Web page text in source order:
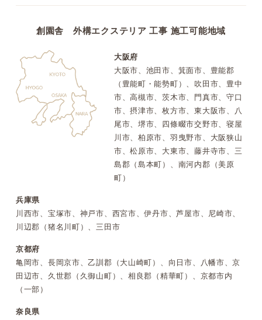
創園舎 外構エクステリア 工事 施工可能地域
大阪府
大阪市、池田市、箕面市、豊能郡
（豊能町・能勢町）、吹田市、豊中
市、高槻市、茨木市、門真市、守口
市、摂津市、枚方市、東大阪市、八
尾市、堺市、四條畷市交野市、寝屋
川市、柏原市、羽曳野市、大阪狭山
市、松原市、大東市、藤井寺市、三
島郡（島本町）、南河内郡（美原
町）
兵庫県
川西市、宝塚市、神戸市、西宮市、伊丹市、芦屋市、尼崎市、
川辺郡（猪名川町）、三田市
京都府
亀岡市、長岡京市、乙訓郡（大山崎町）、向日市、八幡市、京
田辺市、久世郡（久御山町）、相良郡（精華町）、京都市内
（一部）
奈良県